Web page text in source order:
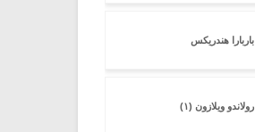
باربارا هندریکس
رولاندو ویلازون (۱)